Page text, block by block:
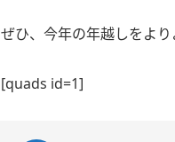
ぜひ、今年の年越しをよ
[quads id=1]